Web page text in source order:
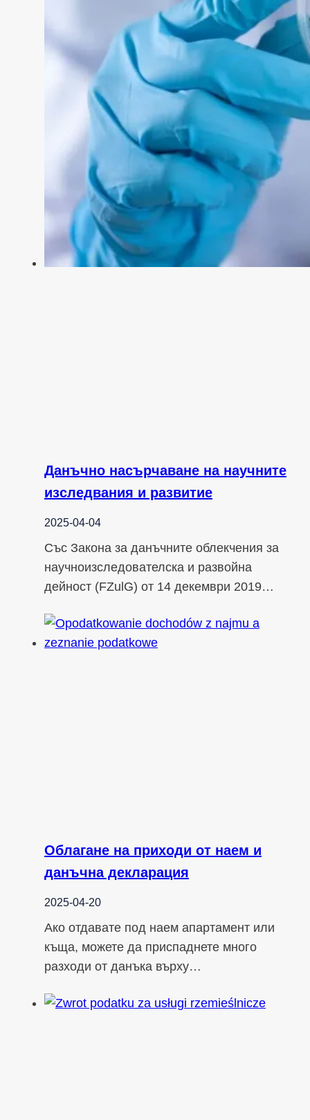
Данъчно насърчаване на научните
изследвания и развитие
2025-04-04
Със Закона за данъчните облекчения за
научноизследователска и развойна
дейност (FZulG) от 14 декември 2019…
Облагане на приходи от наем и
данъчна декларация
2025-04-20
Ако отдавате под наем апартамент или
къща, можете да приспаднете много
разходи от данъка върху…